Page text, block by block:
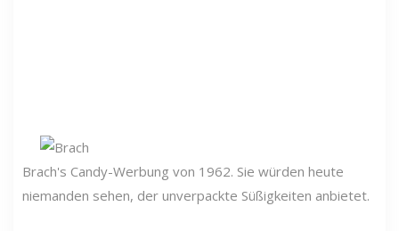
Brach's Candy-Werbung von 1962. Sie würden heute
niemanden sehen, der unverpackte Süßigkeiten anbietet.